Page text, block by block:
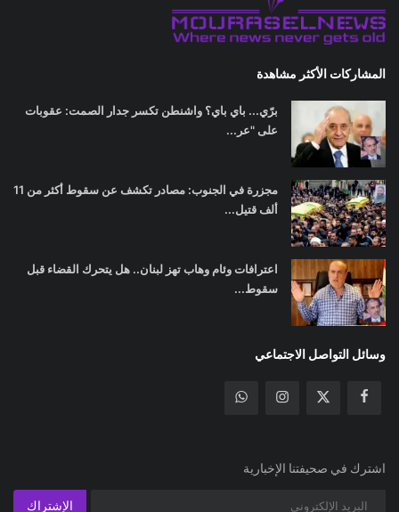
المشاركات الأكثر مشاهدة
برّي... باي باي؟ واشنطن تكسر جدار الصمت: عقوبات
على "عر...
مجزرة في الجنوب: مصادر تكشف عن سقوط أكثر من 11
ألف قتيل...
اعترافات وئام وهاب تهز لبنان.. هل يتحرك القضاء قبل
سقوط...
وسائل التواصل الاجتماعي
اشترك في صحيفتنا الإخبارية
الإشتراك